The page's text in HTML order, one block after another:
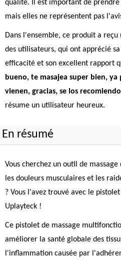
qualité. Il est important de prendre
mais elles ne représentent pas
Dans l'ensemble, ce produit a
des utilisateurs, qui ont apprécié
efficacité et son excellent rapport
bueno, te masajea super bien,
vienen, gracias, se los
résume un utilisateur heureux.
En résumé
Vous cherchez un outil de
les douleurs musculaires et les
? Vous l'avez trouvé avec le
Uplayteck !
Ce pistolet de massage
améliorer la santé globale des
l'inflammation causée par